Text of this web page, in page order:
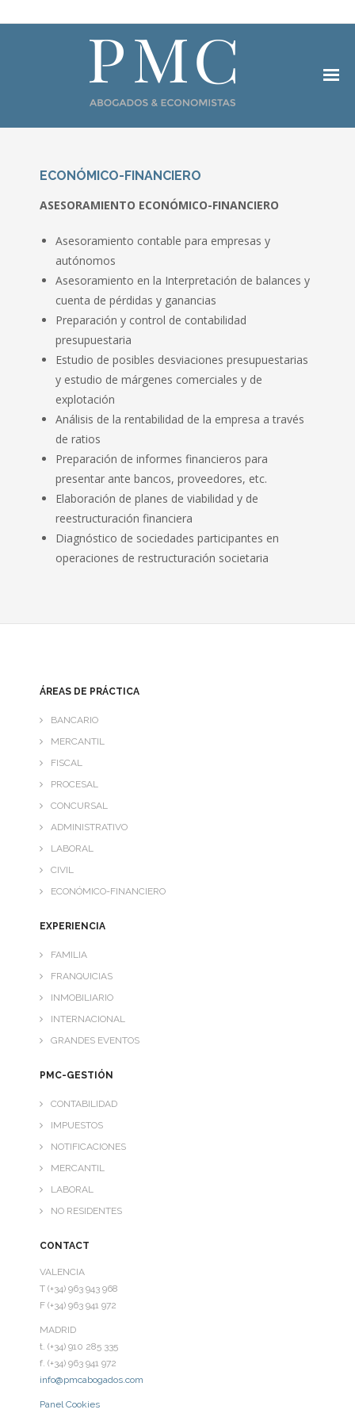
EQUIPO
- MERCANTIL
- FISCAL
- PROCESAL
- CONCURSAL
- ADMINISTRATIVO
- LABORAL
- CIVIL
EXPERIENCIA
- GRANDES EVENTOS
- CONTABILIDAD
- IMPUESTOS
- NO RESIDENTES
CONTACTO
ECONÓMICO-FINANCIERO
ASESORAMIENTO ECONÓMICO-FINANCIERO
Asesoramiento contable para empresas y
autónomos
Asesoramiento en la Interpretación de balances y
cuenta de pérdidas y ganancias
Preparación y control de contabilidad
presupuestaria
Estudio de posibles desviaciones presupuestarias
y estudio de márgenes comerciales y de
explotación
Análisis de la rentabilidad de la empresa a través
de ratios
Preparación de informes financieros para
presentar ante bancos, proveedores, etc.
Elaboración de planes de viabilidad y de
reestructuración financiera
Diagnóstico de sociedades participantes en
operaciones de restructuración societaria
ÁREAS DE PRÁCTICA
BANCARIO
MERCANTIL
FISCAL
PROCESAL
CONCURSAL
ADMINISTRATIVO
LABORAL
CIVIL
ECONÓMICO-FINANCIERO
EXPERIENCIA
FAMILIA
FRANQUICIAS
INMOBILIARIO
INTERNACIONAL
GRANDES EVENTOS
PMC-GESTIÓN
CONTABILIDAD
IMPUESTOS
NOTIFICACIONES
MERCANTIL
LABORAL
NO RESIDENTES
CONTACT
VALENCIA
T (+34) 963 943 968
F (+34) 963 941 972
MADRID
t. (+34) 910 285 335
f. (+34) 963 941 972
info@pmcabogados.com
Panel Cookies